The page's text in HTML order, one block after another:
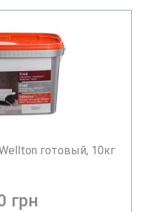
готовый, 10кг
грн